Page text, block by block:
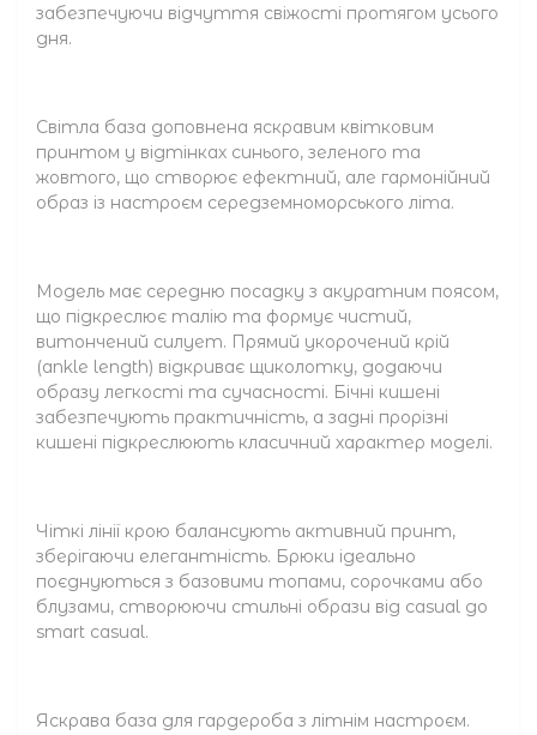
забезпечуючи відчуття свіжості протягом усього
дня.
Світла база доповнена яскравим квітковим
принтом у відтінках синього, зеленого та
жовтого, що створює ефектний, але гармонійний
образ із настроєм середземноморського літа.
Модель має середню посадку з акуратним поясом,
що підкреслює талію та формує чистий,
витончений силует. Прямий укорочений крій
(ankle length) відкриває щиколотку, додаючи
образу легкості та сучасності. Бічні кишені
забезпечують практичність, а задні прорізні
кишені підкреслюють класичний характер моделі.
Чіткі лінії крою балансують активний принт,
зберігаючи елегантність. Брюки ідеально
поєднуються з базовими топами, сорочками або
блузами, створюючи стильні образи від casual до
smart casual.
Яскрава база для гардероба з літнім настроєм.